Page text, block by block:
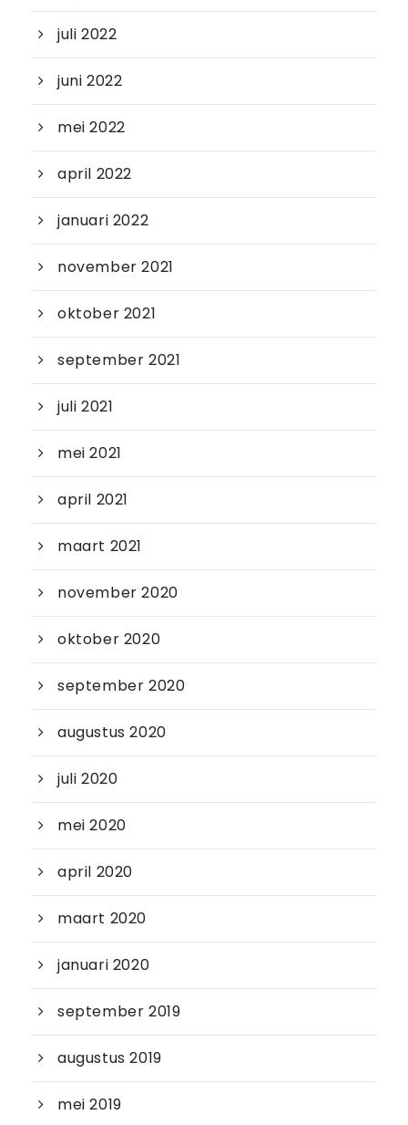
juli 2022
juni 2022
mei 2022
april 2022
januari 2022
november 2021
oktober 2021
september 2021
juli 2021
mei 2021
april 2021
maart 2021
november 2020
oktober 2020
september 2020
augustus 2020
juli 2020
mei 2020
april 2020
maart 2020
januari 2020
september 2019
augustus 2019
mei 2019